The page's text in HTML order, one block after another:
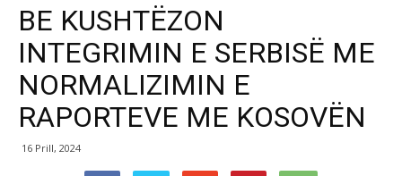
BE KUSHTËZON
INTEGRIMIN E SERBISË ME
NORMALIZIMIN E
RAPORTEVE ME KOSOVËN
16 Prill, 2024